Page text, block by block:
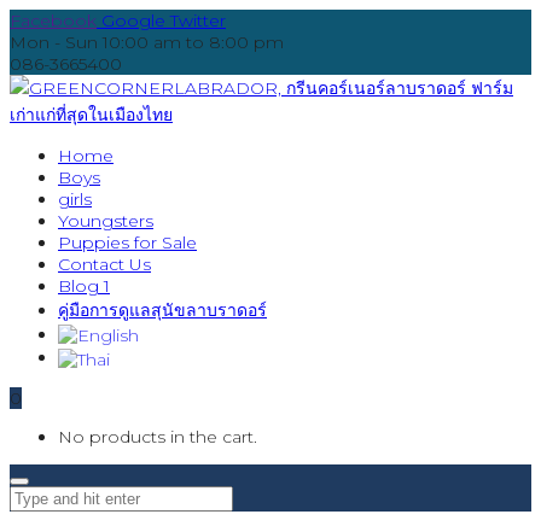
Facebook Google Twitter
Mon - Sun 10:00 am to 8:00 pm
086-3665400
Home
Boys
girls
Youngsters
Puppies for Sale
Contact Us
Blog 1
คู่มือการดูแลสุนัขลาบราดอร์
0
No products in the cart.